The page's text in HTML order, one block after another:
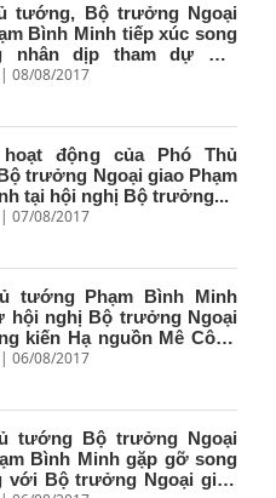
tướng, Bộ trưởng Ngoại
Bình Minh tiếp xúc song
nhân dịp tham dự Hội
08/08/2017
động của Phó Thủ
trưởng Ngoại giao Phạm
tại hội nghị Bộ trưởng...
07/08/2017
tướng Phạm Bình Minh
hội nghị Bộ trưởng Ngoại
kiến Hạ nguồn Mê Công
06/08/2017
tướng Bộ trưởng Ngoại
Bình Minh gặp gỡ song
với Bộ trưởng Ngoại giao